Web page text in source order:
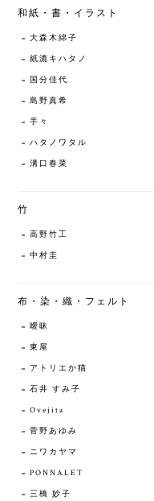
和紙・書・イラスト
大森木綿子
紙漉キハタノ
国分佳代
島野真希
手々
ハタノワタル
溝口春菜
竹
高野竹工
中村圭
布・染・織・フェルト
曖昧
東屋
アトリエか猫
石井 すみ子
Ovejita
菅野あゆみ
ニワカヤマ
PONNALET
三橋 妙子